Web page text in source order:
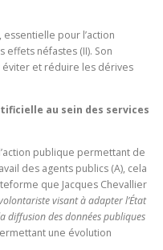
pour l’action
néfastes (II). Son
et réduire les dérives
au sein des services
publique permettant de
des agents publics (A), cela
que Jacques Chevallier
visant à adapter l’État
diffusion des données publiques
une évolution